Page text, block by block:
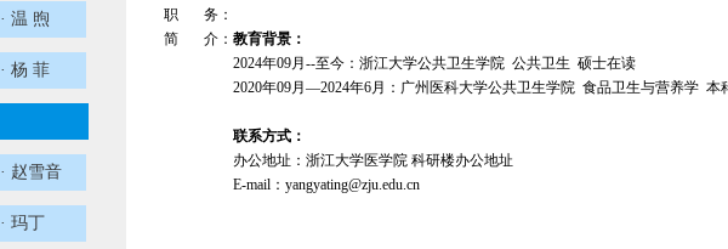
· 温 煦
· 杨 菲
· 赵雪音
· 玛丁
职 务：
简 介： 教育背景：
2024年09月 --至今：浙江大学公共卫生学院 公共卫生 硕士在读
2020年09月 —2024年6月：广州医科大学公共卫生学院 食品卫生与营养学 本
联系方式：
办公地址：浙江大学医学院 科研楼办公地址
E-mail ： yangyating@zju.edu.cn